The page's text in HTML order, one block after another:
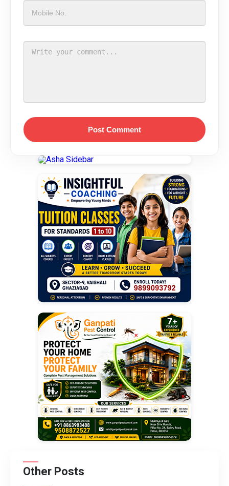
Post Comment
Other Posts